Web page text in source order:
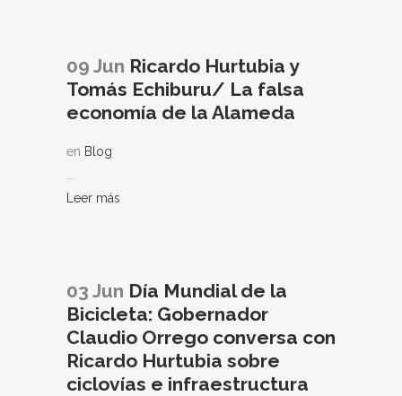
09 Jun Ricardo Hurtubia y
Tomás Echiburu/ La falsa
economía de la Alameda
en Blog
...
Leer más
03 Jun Día Mundial de la
Bicicleta: Gobernador
Claudio Orrego conversa con
Ricardo Hurtubia sobre
ciclovías e infraestructura